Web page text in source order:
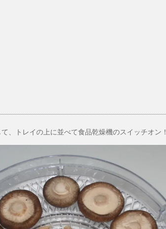
、トレイの上に並べて食品乾燥機のスイッチオン！